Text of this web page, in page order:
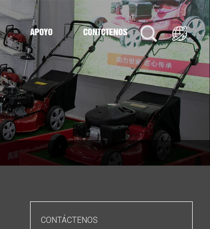
APOYO CONTÁCTENOS
CONTÁCTENOS